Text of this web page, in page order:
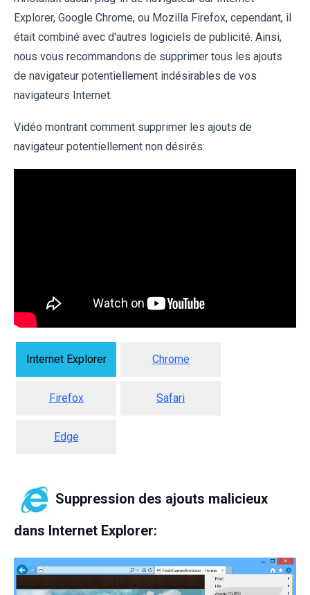
Explorer, Google Chrome, ou Mozilla Firefox, cependant, il
était combiné avec d'autres logiciels de publicité. Ainsi,
nous vous recommandons de supprimer tous les ajouts
de navigateur potentiellement indésirables de vos
navigateurs Internet.
Vidéo montrant comment supprimer les ajouts de
navigateur potentiellement non désirés:
Internet Explorer Chrome
Firefox Safari
Edge
Suppression des ajouts malicieux
dans Internet Explorer: